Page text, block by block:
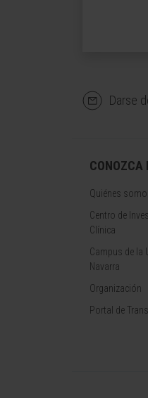
Darse
CONOZCA
Quiénes
Centro de
Clínica
Campus de la
Navarra
Organización
Portal de